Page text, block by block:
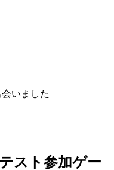
いました
スト参加ゲー